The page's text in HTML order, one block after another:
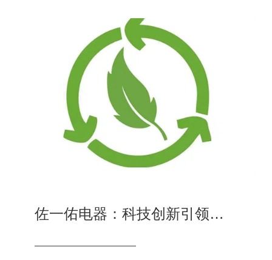
佐一佑电器：科技创新引领家电行业发展，推动绿色智能家居新时代